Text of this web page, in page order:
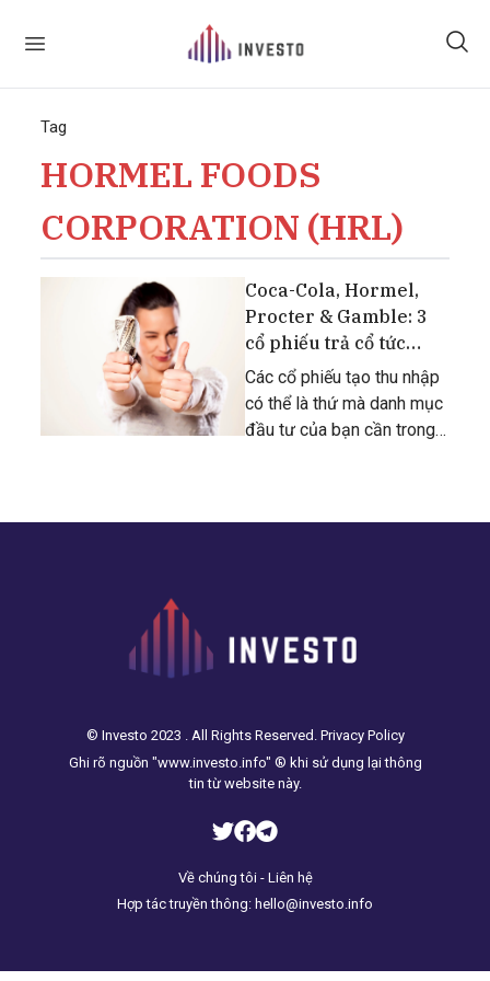
Tag
HORMEL FOODS
CORPORATION (HRL)
Coca-Cola, Hormel,
Procter & Gamble: 3
cổ phiếu trả cổ tức
chống suy thoái cho
danh mục đầu tư của
bạn
Các cổ phiếu tạo thu nhập
có thể là thứ mà danh mục
đầu tư của bạn cần trong
© Investo 2023 . All Rights Reserved. Privacy Policy
Ghi rõ nguồn "www.investo.info" ® khi sử dụng lại thông
tin từ website này.
Về chúng tôi - Liên hệ
Hợp tác truyền thông: hello@investo.info